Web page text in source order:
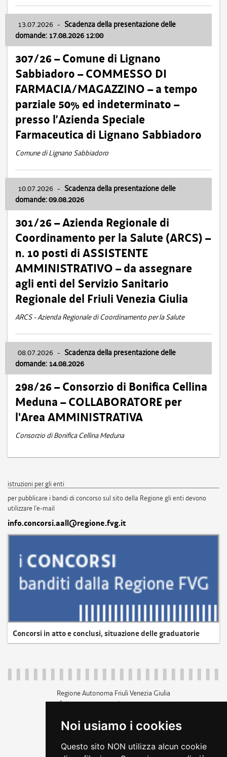
Noi usiamo i cookies
Questo sito NON utilizza alcun cookie
13.07.2026 - Scadenza della presentazione delle
domande: 17.08.2026 12:00
307/26 – Comune di Lignano
Sabbiadoro – COMMESSO DI
FARMACIA/MAGAZZINO – a tempo
parziale 50% ed indeterminato –
presso l’Azienda Speciale
Farmaceutica di Lignano Sabbiadoro
Comune di Lignano Sabbiadoro
10.07.2026 - Scadenza della presentazione delle
domande: 09.08.2026
301/26 – Azienda Regionale di
Coordinamento per la Salute (ARCS) –
n. 10 posti di ASSISTENTE
AMMINISTRATIVO – da assegnare
agli enti del Servizio Sanitario
Regionale del Friuli Venezia Giulia
ARCS - Azienda Regionale di Coordinamento per la Salute
08.07.2026 - Scadenza della presentazione delle
domande: 14.08.2026
298/26 – Consorzio di Bonifica Cellina
Meduna – COLLABORATORE per
l'Area AMMINISTRATIVA
Consorzio di Bonifica Cellina Meduna
istruzioni per gli enti
per pubblicare i bandi di concorso sul sito della Regione gli enti devono
utilizzare l'e-mail
info.concorsi.aall@regione.fvg.it
Concorsi in atto e conclusi, situazione delle graduatorie
Regione Autonoma Friuli Venezia Giulia
c.f. 80014930327; p.iva 00526040324
+39 040 3771111